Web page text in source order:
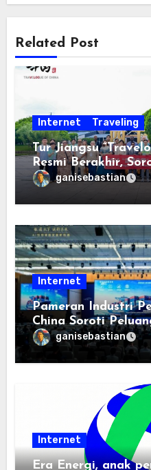
Related Post
Internet Traveling
Tur Jiangsu
Resmi Berakhir,
Keterbukaan, dan
Berorientasi pada
ganisebastian
Internet
Pameran Industri
China Soroti
ganisebastian
Internet
Era Energi, anak